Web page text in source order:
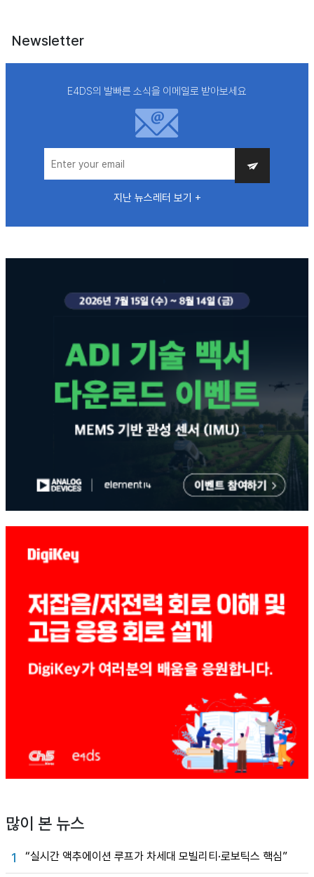
Newsletter
E4DS의 발빠른 소식을 이메일로 받아보세요
지난 뉴스레터 보기 +
많이 본 뉴스
1 “실시간 액추에이션 루프가 차세대 모빌리티·로보틱스 핵심”